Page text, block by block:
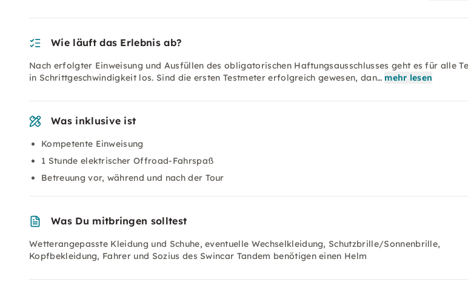
Wie läuft das Erlebnis ab?
Nach erfolgter Einweisung und Ausfüllen des obligatorischen Haftungsausschlusses geht es für alle
in Schrittgeschwindigkeit los. Sind die ersten Testmeter erfolgreich gewesen, dan… mehr lesen
Was inklusive ist
Kompetente Einweisung
1 Stunde elektrischer Offroad-Fahrspaß
Betreuung vor, während und nach der Tour
Was Du mitbringen solltest
Wetterangepasste Kleidung und Schuhe, eventuelle Wechselkleidung, Schutzbrille/Sonnenbrille,
Kopfbekleidung, Fahrer und Sozius des Swincar Tandem benötigen einen Helm